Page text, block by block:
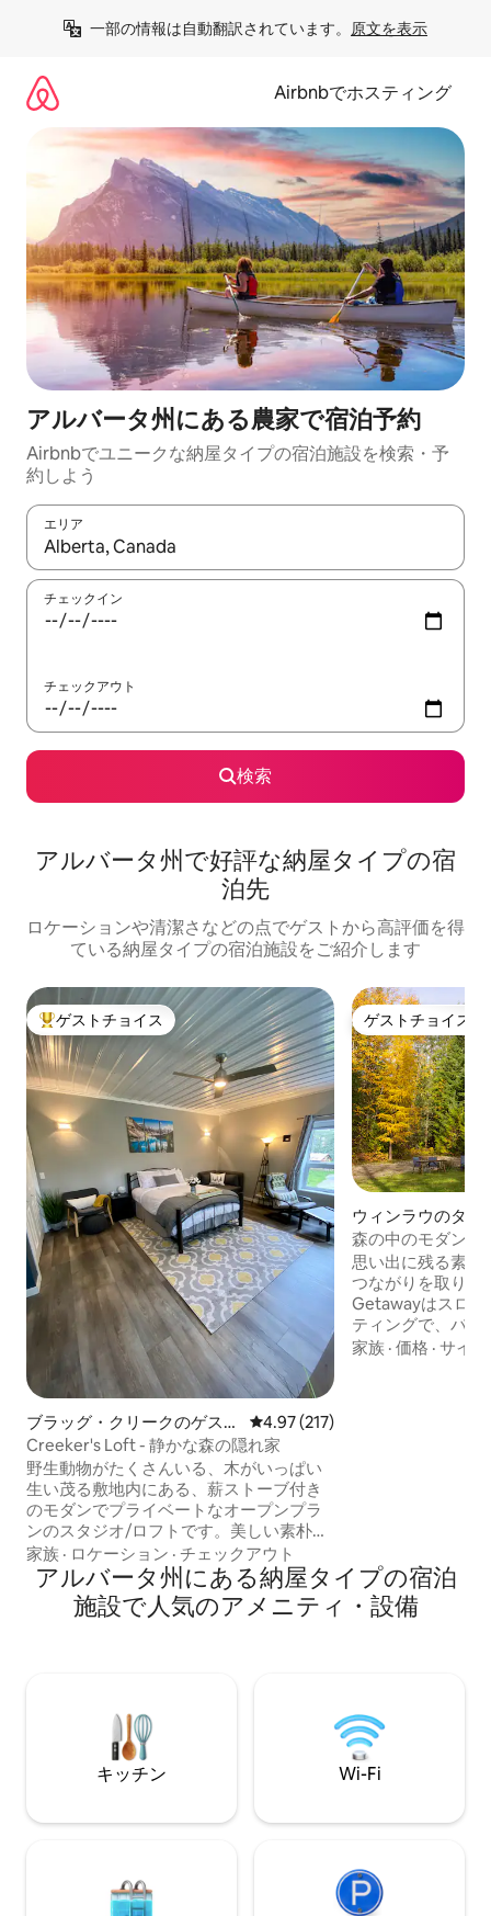
一部の情報は自動翻訳されています。 原文を表示
Airbnbでホスティング
アルバータ州にある農家で宿泊予約
Airbnbでユニークな納屋タイプの宿泊施設を検索・予
約しよう
エリア
検索結果が表示されたら、上下の矢印キーを使って移動するか
チェックイン
チェックアウト
検索
アルバータ州で好評な納屋タイプの宿
泊先
ロケーションや清潔さなどの点でゲストから高評価を得
ている納屋タイプの宿泊施設をご紹介します
大好評のゲストチョイスです。
ゲストチョイス
ブラッグ・クリークのゲスト
スイート
レビュー217件、5つ星中4.97つ
4.97 (217)
Creeker's Loft - 静かな森の隠れ家
野生動物がたくさんいる、木がいっぱい
生い茂る敷地内にある、薪ストーブ付き
のモダンでプライベートなオープンプラ
ンのスタジオ/ロフトです。美しい素朴な
ブラッグクリークの村、カナナスキスの
素晴らしい山の遊び場、世界的に有名な
ウェストブラッグクリークトレイルの間
に位置しています。車で10分で、無限の
ンベッド、3人目のゲスト用のチェアベッ
ド、Wi-Fi、Netflix、Prime、大きなシャ
ワー、カスタムキッチンがあり、素晴ら
しい森の景色を眺めることができます。
家族 · ロケーション · チェックアウト
ゲストチョイス
ゲストチョイス
ウィンラウのタイ
森の中のモダンな
ハウス
思い出に残る素敵
つながりを取り戻し
Getawayはスロー
ティングで、バケ
リートに必要なす
家族 ·価格 ·サイ
アルバータ州にある納屋タイプの宿泊
施設で人気のアメニティ・設備
キッチン Wi-Fi